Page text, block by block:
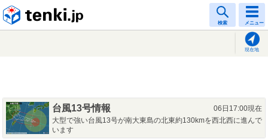
検索 メニュー
現在地
台風13号情報
06日17:00現在
大型で強い台風13号が南大東島の北東約130kmを西北西に進んで
います